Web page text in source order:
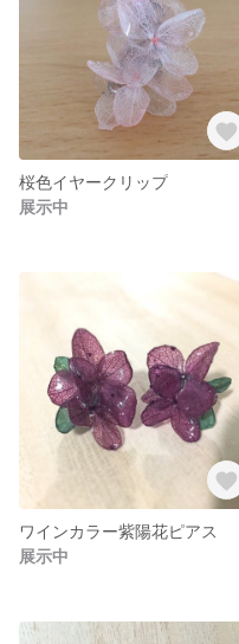
桜色イヤークリップ
展示中
ワインカラー紫陽花ピアス
展示中